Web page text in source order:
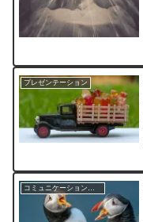
プレゼンテーション
コミュニケーションスキル